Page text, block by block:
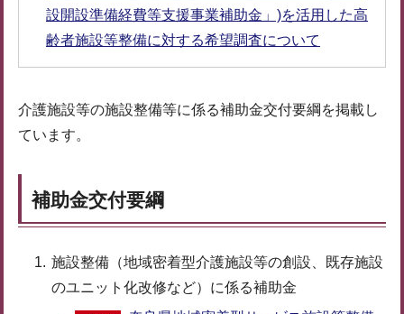
設開設準備経費等支援事業補助金」)を活用した高
齢者施設等整備に対する希望調査について
介護施設等の施設整備等に係る補助金交付要綱を掲載し
ています。
補助金交付要綱
施設整備（地域密着型介護施設等の創設、既存施設
のユニット化改修など）に係る補助金